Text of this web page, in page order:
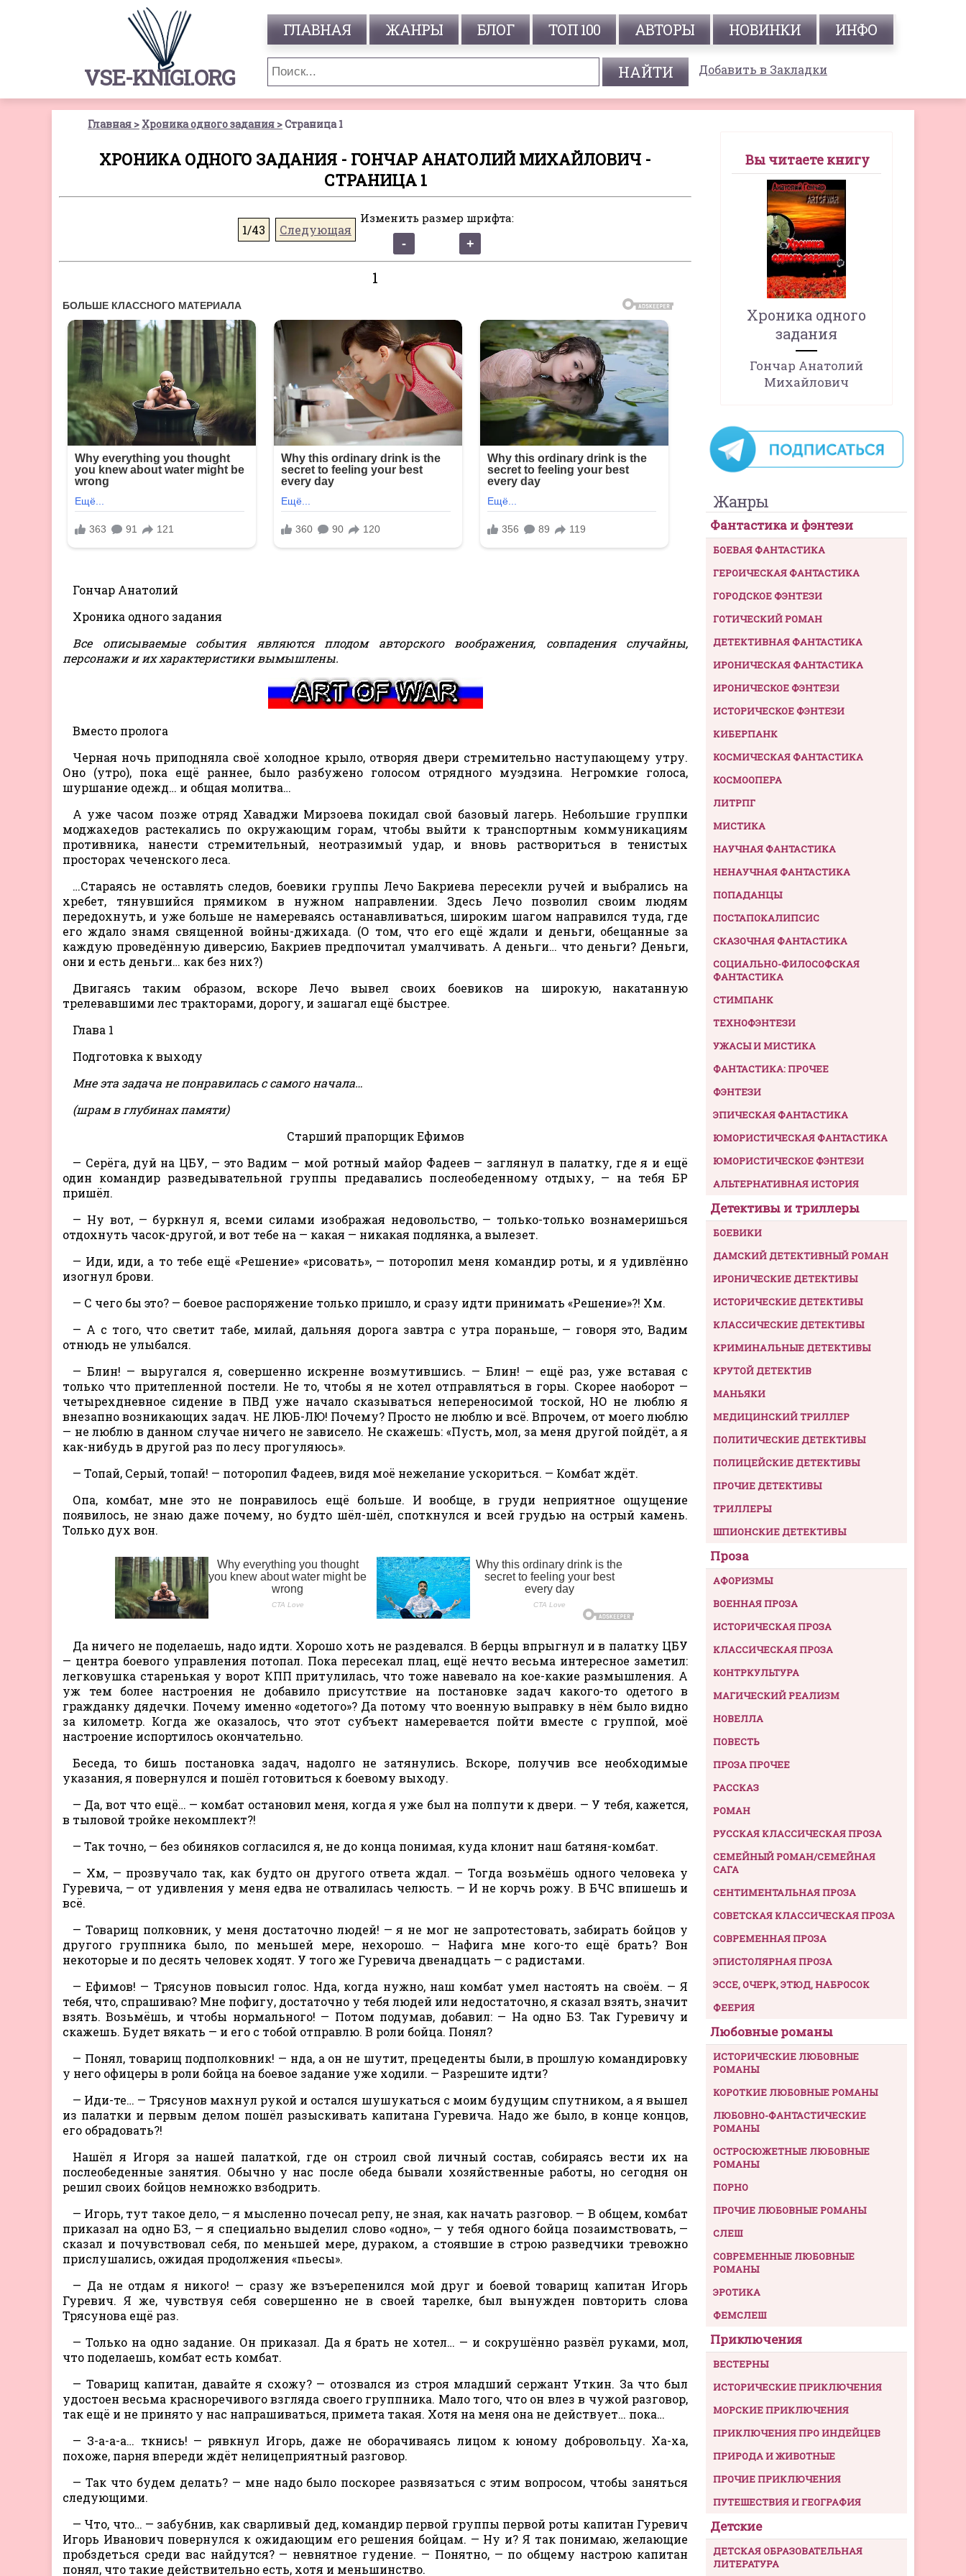
VSE-KNIGI.ORG
ГЛАВНАЯ ЖАНРЫ БЛОГ ТОП 100 АВТОРЫ НОВИНКИ ИНФО
Добавить в Закладки
Главная Хроника одного задания Страница 1
ХРОНИКА ОДНОГО ЗАДАНИЯ - ГОНЧАР АНАТОЛИЙ МИХАЙЛОВИЧ -
СТРАНИЦА 1
1/43 Следующая
Изменить размер шрифта:
1
Гончар Анатолий
Хроника одного задания
Все описываемые события являются плодом авторского воображения, совпадения случайны,
персонажи и их характеристики вымышлены.
Вместо пролога
Черная ночь приподняла своё холодное крыло, отворяя двери стремительно наступающему утру.
Оно (утро), пока ещё раннее, было разбужено голосом отрядного муэдзина. Негромкие голоса,
шуршание одежд… и общая молитва…
А уже часом позже отряд Хаваджи Мирзоева покидал свой базовый лагерь. Небольшие группки
моджахедов растекались по окружающим горам, чтобы выйти к транспортным коммуникациям
противника, нанести стремительный, неотразимый удар, и вновь раствориться в тенистых
просторах чеченского леса.
…Стараясь не оставлять следов, боевики группы Лечо Бакриева пересекли ручей и выбрались на
хребет, тянувшийся прямиком в нужном направлении. Здесь Лечо позволил своим людям
передохнуть, и уже больше не намереваясь останавливаться, широким шагом направился туда, где
его ждало знамя священной войны-джихада. (О том, что его ещё ждали и деньги, обещанные за
каждую проведённую диверсию, Бакриев предпочитал умалчивать. А деньги… что деньги? Деньги,
они и есть деньги… как без них?)
Двигаясь таким образом, вскоре Лечо вывел своих боевиков на широкую, накатанную
трелевавшими лес тракторами, дорогу, и зашагал ещё быстрее.
Глава 1
Подготовка к выходу
Мне эта задача не понравилась с самого начала…
(шрам в глубинах памяти)
Старший прапорщик Ефимов
— Серёга, дуй на ЦБУ, — это Вадим — мой ротный майор Фадеев — заглянул в палатку, где я и ещё
один командир разведывательной группы предавались послеобеденному отдыху, — на тебя БР
пришёл.
— Ну вот, — буркнул я, всеми силами изображая недовольство, — только-только вознамеришься
отдохнуть часок-другой, и вот тебе на — какая — никакая подлянка, а вылезет.
— Иди, иди, а то тебе ещё «Решение» «рисовать», — поторопил меня командир роты, и я удивлённо
изогнул брови.
— С чего бы это? — боевое распоряжение только пришло, и сразу идти принимать «Решение»?! Хм.
— А с того, что светит табе, милай, дальняя дорога завтра с утра пораньше, — говоря это, Вадим
отнюдь не улыбался.
— Блин! — выругался я, совершенно искренне возмутившись. — Блин! — ещё раз, уже вставая с
только что притепленной постели. Не то, чтобы я не хотел отправляться в горы. Скорее наоборот —
четырехдневное сидение в ПВД уже начало сказываться непереносимой тоской, НО не люблю я
внезапно возникающих задач. НЕ ЛЮБ-ЛЮ! Почему? Просто не люблю и всё. Впрочем, от моего люблю
— не люблю в данном случае ничего не зависело. Не скажешь: «Пусть, мол, за меня другой пойдёт, а я
как-нибудь в другой раз по лесу прогуляюсь».
— Топай, Серый, топай! — поторопил Фадеев, видя моё нежелание ускориться. — Комбат ждёт.
Опа, комбат, мне это не понравилось ещё больше. И вообще, в груди неприятное ощущение
появилось, не знаю даже почему, но будто шёл-шёл, споткнулся и всей грудью на острый камень.
Только дух вон.
Да ничего не поделаешь, надо идти. Хорошо хоть не раздевался. В берцы впрыгнул и в палатку ЦБУ
— центра боевого управления потопал. Пока пересекал плац, ещё нечто весьма интересное заметил:
легковушка старенькая у ворот КПП притулилась, что тоже навевало на кое-какие размышления. А
уж тем более настроения не добавило присутствие на постановке задач какого-то одетого в
гражданку дядечки. Почему именно «одетого»? Да потому что военную выправку в нём было видно
за километр. Когда же оказалось, что этот субъект намеревается пойти вместе с группой, моё
настроение испортилось окончательно.
Беседа, то бишь постановка задач, надолго не затянулись. Вскоре, получив все необходимые
указания, я повернулся и пошёл готовиться к боевому выходу.
— Да, вот что ещё… — комбат остановил меня, когда я уже был на полпути к двери. — У тебя, кажется,
в тыловой тройке некомплект?!
— Так точно, — без обиняков согласился я, не до конца понимая, куда клонит наш батяня-комбат.
— Хм, — прозвучало так, как будто он другого ответа ждал. — Тогда возьмёшь одного человека у
Гуревича, — от удивления у меня едва не отвалилась челюсть. — И не корчь рожу. В БЧС впишешь и
всё.
— Товарищ полковник, у меня достаточно людей! — я не мог не запротестовать, забирать бойцов у
другого группника было, по меньшей мере, нехорошо. — Нафига мне кого-то ещё брать? Вон
некоторые и по десять человек ходят. У того же Гуревича двенадцать — с радистами.
— Ефимов! — Трясунов повысил голос. Нда, когда нужно, наш комбат умел настоять на своём. — Я
тебя, что, спрашиваю? Мне пофигу, достаточно у тебя людей или недостаточно, я сказал взять, значит
взять. Возьмёшь, и чтобы нормального! — Потом подумав, добавил: — На одно БЗ. Так Гуревичу и
скажешь. Будет вякать — и его с тобой отправлю. В роли бойца. Понял?
— Понял, товарищ подполковник! — нда, а он не шутит, прецеденты были, в прошлую командировку
у него офицеры в роли бойца на боевое задание уже ходили. — Разрешите идти?
— Иди-те… — Трясунов махнул рукой и остался шушукаться с моим будущим спутником, а я вышел
из палатки и первым делом пошёл разыскивать капитана Гуревича. Надо же было, в конце концов,
его обрадовать?!
Нашёл я Игоря за нашей палаткой, где он строил свой личный состав, собираясь вести их на
послеобеденные занятия. Обычно у нас после обеда бывали хозяйственные работы, но сегодня он
решил своих бойцов немножко взбодрить.
— Игорь, тут такое дело, — я мысленно почесал репу, не зная, как начать разговор. — В общем, комбат
приказал на одно БЗ, — я специально выделил слово «одно», — у тебя одного бойца позаимствовать, —
сказал и почувствовал себя, по меньшей мере, дураком, а стоявшие в строю разведчики тревожно
прислушались, ожидая продолжения «пьесы».
— Да не отдам я никого! — сразу же взъерепенился мой друг и боевой товарищ капитан Игорь
Гуревич. Я же, чувствуя себя совершенно не в своей тарелке, был вынужден повторить слова
Трясунова ещё раз.
— Только на одно задание. Он приказал. Да я брать не хотел… — и сокрушённо развёл руками, мол,
что поделаешь, комбат есть комбат.
— Товарищ капитан, давайте я схожу? — отозвался из строя младший сержант Уткин. За что был
удостоен весьма красноречивого взгляда своего группника. Мало того, что он влез в чужой разговор,
так ещё и не принято у нас напрашиваться, примета такая. Хотя на меня она не действует… пока…
— З-а-а-а… ткнись! — рявкнул Игорь, даже не оборачиваясь лицом к юному добровольцу. Ха-ха,
похоже, парня впереди ждёт нелицеприятный разговор.
— Так что будем делать? — мне надо было поскорее развязаться с этим вопросом, чтобы заняться
следующими.
— Что, что… — забубнив, как сварливый дед, командир первой группы первой роты капитан Гуревич
Игорь Иванович повернулся к ожидающим его решения бойцам. — Ну и? Я так понимаю, желающие
пробздеться среди вас найдутся? — невнятное гудение. — Понятно, — по общему настрою капитан
понял, что такие действительно есть, хотя и меньшинство.
Вы читаете книгу
Хроника одного
задания
Гончар Анатолий
Михайлович
Жанры
Фантастика и фэнтези
БОЕВАЯ ФАНТАСТИКА
ГЕРОИЧЕСКАЯ ФАНТАСТИКА
ГОРОДСКОЕ ФЭНТЕЗИ
ГОТИЧЕСКИЙ РОМАН
ДЕТЕКТИВНАЯ ФАНТАСТИКА
ИРОНИЧЕСКАЯ ФАНТАСТИКА
ИРОНИЧЕСКОЕ ФЭНТЕЗИ
ИСТОРИЧЕСКОЕ ФЭНТЕЗИ
КИБЕРПАНК
КОСМИЧЕСКАЯ ФАНТАСТИКА
КОСМООПЕРА
ЛИТРПГ
МИСТИКА
НАУЧНАЯ ФАНТАСТИКА
НЕНАУЧНАЯ ФАНТАСТИКА
ПОПАДАНЦЫ
ПОСТАПОКАЛИПСИС
СКАЗОЧНАЯ ФАНТАСТИКА
СОЦИАЛЬНО-ФИЛОСОФСКАЯ
ФАНТАСТИКА
СТИМПАНК
ТЕХНОФЭНТЕЗИ
УЖАСЫ И МИСТИКА
ФАНТАСТИКА: ПРОЧЕЕ
ФЭНТЕЗИ
ЭПИЧЕСКАЯ ФАНТАСТИКА
ЮМОРИСТИЧЕСКАЯ ФАНТАСТИКА
ЮМОРИСТИЧЕСКОЕ ФЭНТЕЗИ
АЛЬТЕРНАТИВНАЯ ИСТОРИЯ
Детективы и триллеры
БОЕВИКИ
ДАМСКИЙ ДЕТЕКТИВНЫЙ РОМАН
ИРОНИЧЕСКИЕ ДЕТЕКТИВЫ
ИСТОРИЧЕСКИЕ ДЕТЕКТИВЫ
КЛАССИЧЕСКИЕ ДЕТЕКТИВЫ
КРИМИНАЛЬНЫЕ ДЕТЕКТИВЫ
КРУТОЙ ДЕТЕКТИВ
МАНЬЯКИ
МЕДИЦИНСКИЙ ТРИЛЛЕР
ПОЛИТИЧЕСКИЕ ДЕТЕКТИВЫ
ПОЛИЦЕЙСКИЕ ДЕТЕКТИВЫ
ПРОЧИЕ ДЕТЕКТИВЫ
ТРИЛЛЕРЫ
ШПИОНСКИЕ ДЕТЕКТИВЫ
Проза
АФОРИЗМЫ
ВОЕННАЯ ПРОЗА
ИСТОРИЧЕСКАЯ ПРОЗА
КЛАССИЧЕСКАЯ ПРОЗА
КОНТРКУЛЬТУРА
МАГИЧЕСКИЙ РЕАЛИЗМ
НОВЕЛЛА
ПОВЕСТЬ
ПРОЗА ПРОЧЕЕ
РАССКАЗ
РОМАН
РУССКАЯ КЛАССИЧЕСКАЯ ПРОЗА
СЕМЕЙНЫЙ РОМАН/СЕМЕЙНАЯ
САГА
СЕНТИМЕНТАЛЬНАЯ ПРОЗА
СОВЕТСКАЯ КЛАССИЧЕСКАЯ ПРОЗА
СОВРЕМЕННАЯ ПРОЗА
ЭПИСТОЛЯРНАЯ ПРОЗА
ЭССЕ, ОЧЕРК, ЭТЮД, НАБРОСОК
ФЕЕРИЯ
Любовные романы
ИСТОРИЧЕСКИЕ ЛЮБОВНЫЕ
РОМАНЫ
КОРОТКИЕ ЛЮБОВНЫЕ РОМАНЫ
ЛЮБОВНО-ФАНТАСТИЧЕСКИЕ
РОМАНЫ
ОСТРОСЮЖЕТНЫЕ ЛЮБОВНЫЕ
РОМАНЫ
ПОРНО
ПРОЧИЕ ЛЮБОВНЫЕ РОМАНЫ
СЛЕШ
СОВРЕМЕННЫЕ ЛЮБОВНЫЕ
РОМАНЫ
ЭРОТИКА
ФЕМСЛЕШ
Приключения
ВЕСТЕРНЫ
ИСТОРИЧЕСКИЕ ПРИКЛЮЧЕНИЯ
МОРСКИЕ ПРИКЛЮЧЕНИЯ
ПРИКЛЮЧЕНИЯ ПРО ИНДЕЙЦЕВ
ПРИРОДА И ЖИВОТНЫЕ
ПРОЧИЕ ПРИКЛЮЧЕНИЯ
ПУТЕШЕСТВИЯ И ГЕОГРАФИЯ
Детские
ДЕТСКАЯ ОБРАЗОВАТЕЛЬНАЯ
ЛИТЕРАТУРА